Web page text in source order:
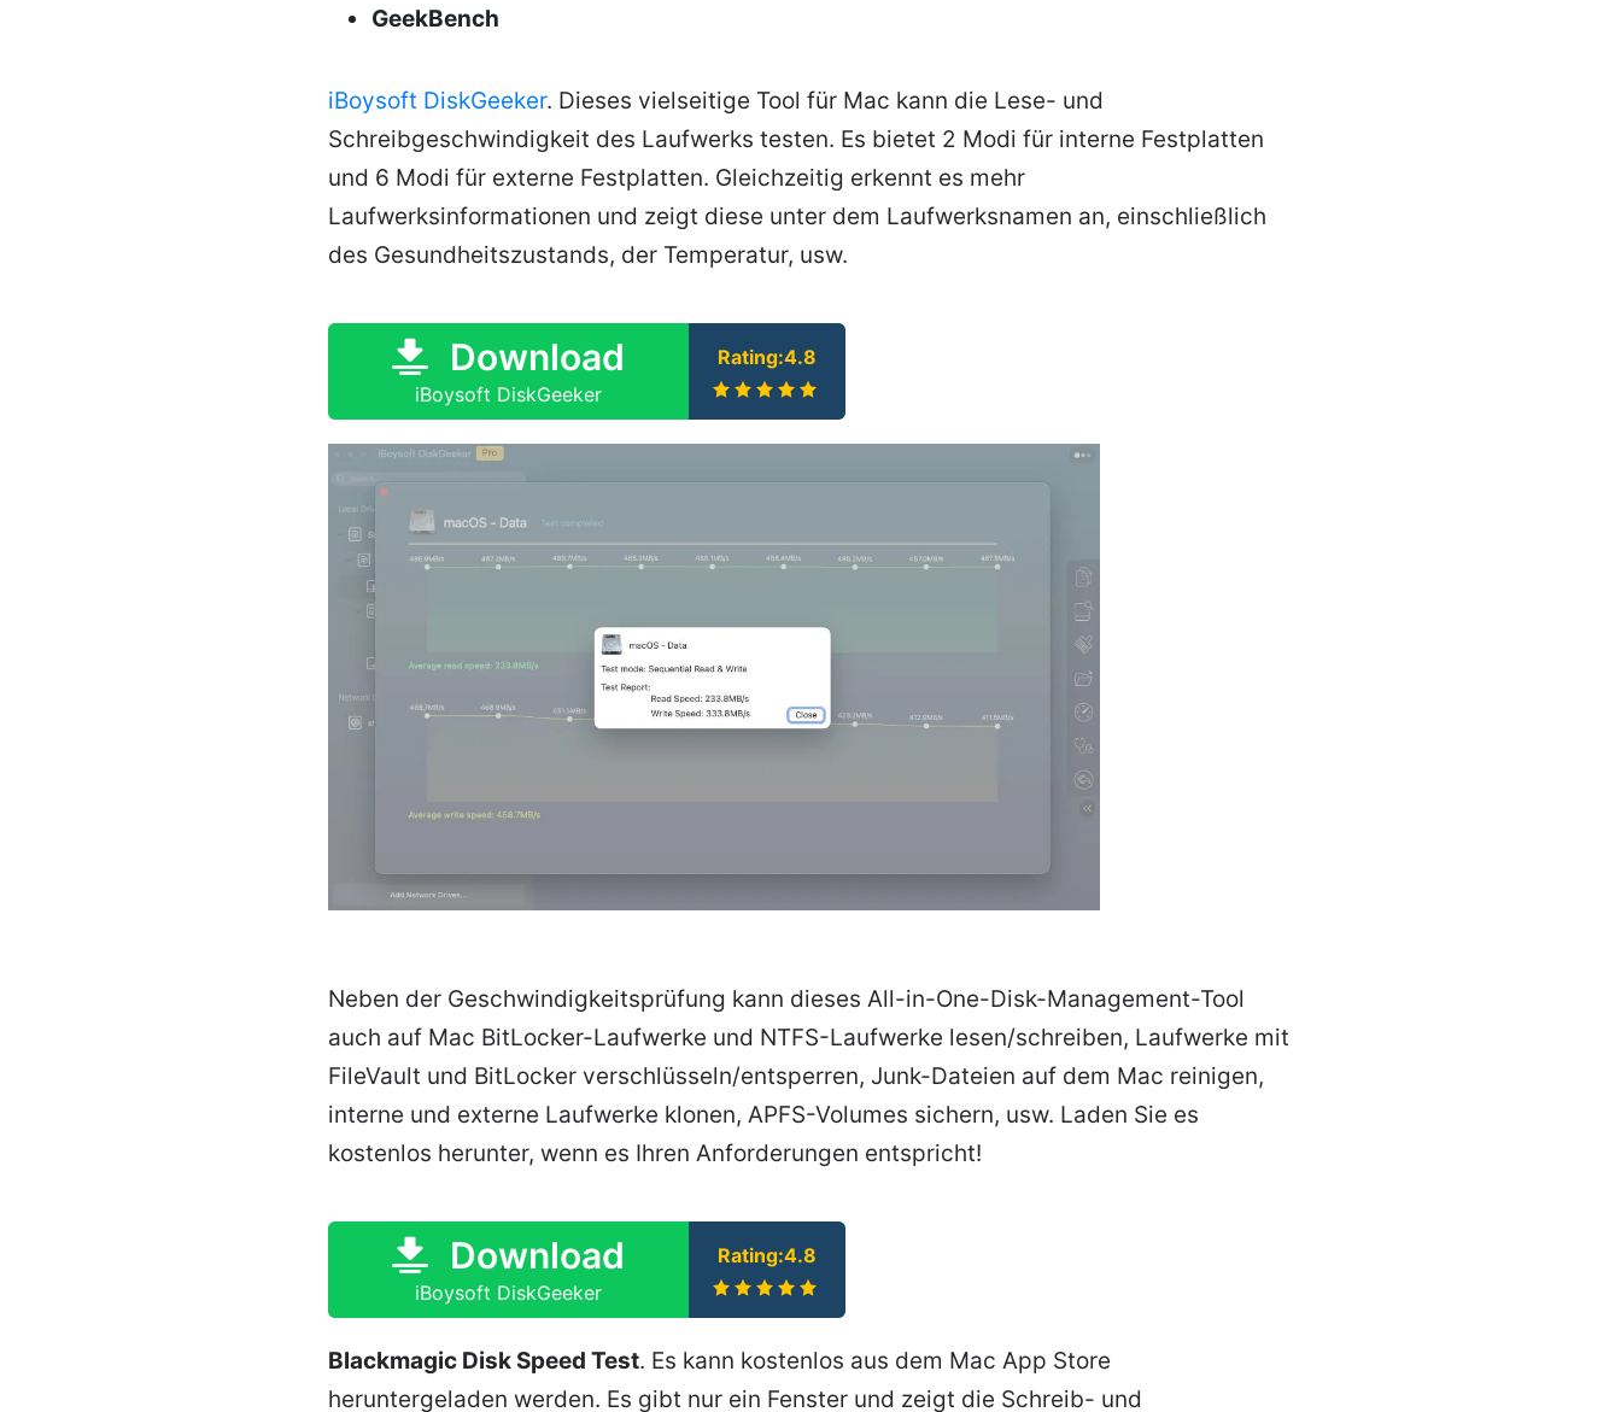
GeekBench
iBoysoft DiskGeeker. Dieses vielseitige Tool für Mac kann die Lese- und
Schreibgeschwindigkeit des Laufwerks testen. Es bietet 2 Modi für interne Festplatten
und 6 Modi für externe Festplatten. Gleichzeitig erkennt es mehr
Laufwerksinformationen und zeigt diese unter dem Laufwerksnamen an, einschließlich
des Gesundheitszustands, der Temperatur, usw.
Download
iBoysoft DiskGeeker
Rating:4.8
Neben der Geschwindigkeitsprüfung kann dieses All-in-One-Disk-Management-Tool
auch auf Mac BitLocker-Laufwerke und NTFS-Laufwerke lesen/schreiben, Laufwerke mit
FileVault und BitLocker verschlüsseln/entsperren, Junk-Dateien auf dem Mac reinigen,
interne und externe Laufwerke klonen, APFS-Volumes sichern, usw. Laden Sie es
kostenlos herunter, wenn es Ihren Anforderungen entspricht!
Download
iBoysoft DiskGeeker
Rating:4.8
Blackmagic Disk Speed Test. Es kann kostenlos aus dem Mac App Store
heruntergeladen werden. Es gibt nur ein Fenster und zeigt die Schreib- und